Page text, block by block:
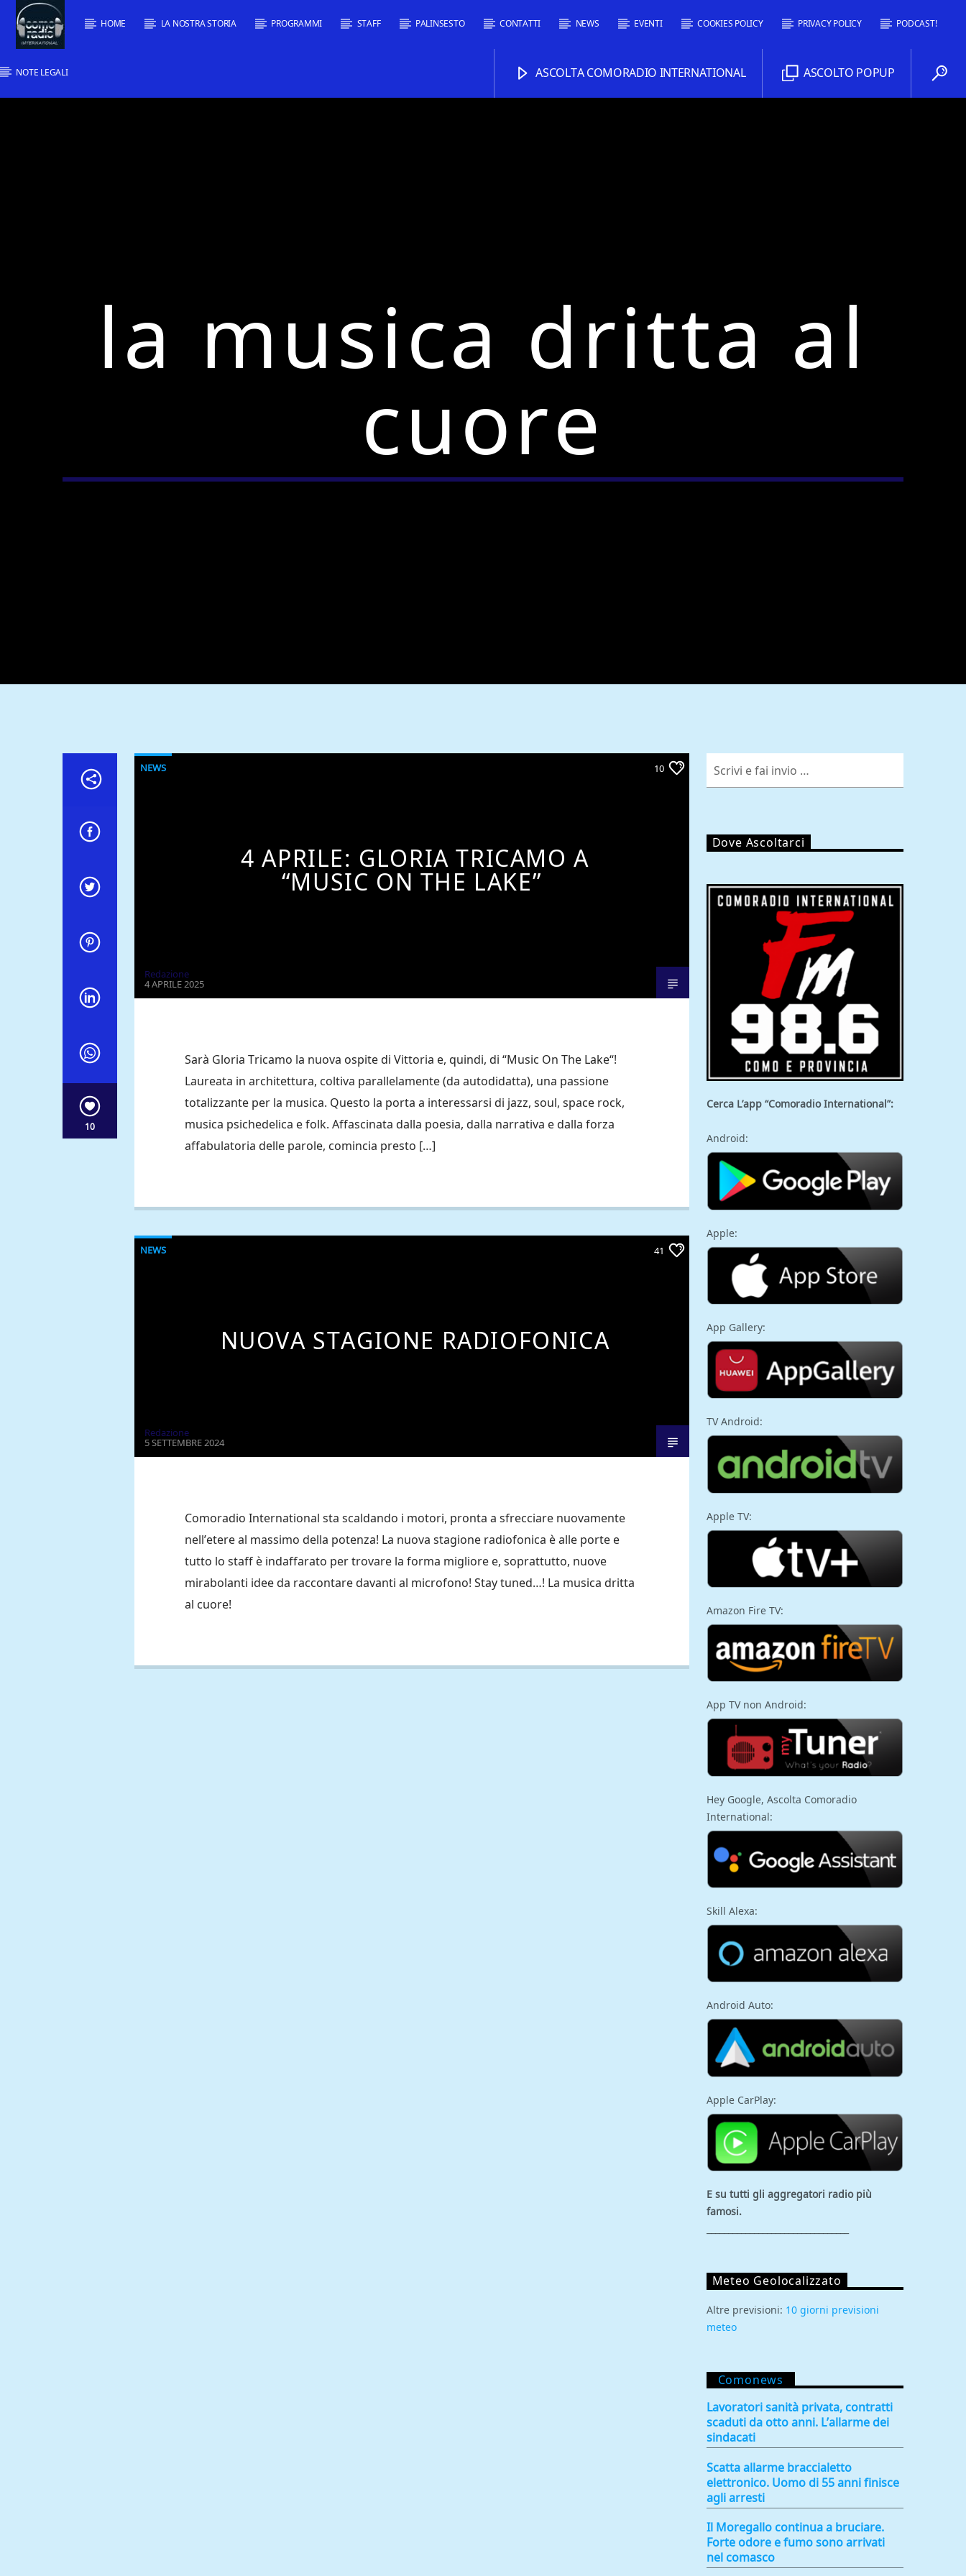
HOME LA NOSTRA STORIA PROGRAMMI STAFF PALINSESTO CONTATTI NEWS EVENTI COOKIES POLICY PRIVACY POLICY PODCAST!
NOTE LEGALI ASCOLTO POPUP
ASCOLTA COMORADIO INTERNATIONAL
la musica dritta al
cuore
10
NEWS 10
4 APRILE: GLORIA TRICAMO A
“MUSIC ON THE LAKE”
Redazione
4 APRILE 2025
Sarà Gloria Tricamo la nuova ospite di Vittoria e, quindi, di “Music On The Lake“!
Laureata in architettura, coltiva parallelamente (da autodidatta), una passione
totalizzante per la musica. Questo la porta a interessarsi di jazz, soul, space rock,
musica psichedelica e folk. Affascinata dalla poesia, dalla narrativa e dalla forza
affabulatoria delle parole, comincia presto […]
NEWS 41
NUOVA STAGIONE RADIOFONICA
Redazione
5 SETTEMBRE 2024
Comoradio International sta scaldando i motori, pronta a sfrecciare nuovamente
nell’etere al massimo della potenza! La nuova stagione radiofonica è alle porte e
tutto lo staff è indaffarato per trovare la forma migliore e, soprattutto, nuove
mirabolanti idee da raccontare davanti al microfono! Stay tuned…! La musica dritta
al cuore!
Dove Ascoltarci
Cerca L’app “Comoradio International”:
Android:
Apple:
App Gallery:
TV Android:
Apple TV:
Amazon Fire TV:
App TV non Android:
Hey Google, Ascolta Comoradio
International:
Skill Alexa:
Android Auto:
Apple CarPlay:
E su tutti gli aggregatori radio più
famosi.
Meteo Geolocalizzato
Altre previsioni: 10 giorni previsioni
meteo
Comonews
Lavoratori sanità privata, contratti
scaduti da otto anni. L’allarme dei
sindacati
Scatta allarme braccialetto
elettronico. Uomo di 55 anni finisce
agli arresti
Il Moregallo continua a bruciare.
Forte odore e fumo sono arrivati
nel comasco